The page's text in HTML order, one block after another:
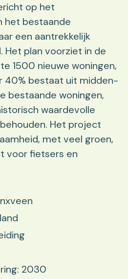
op het
het bestaande
een aantrekkelijk
Het plan voorziet in de
1500 nieuwe woningen,
40% bestaat uit midden-
bestaande woningen,
waardevolle
Het project
met veel groen,
voor fietsers en
2030